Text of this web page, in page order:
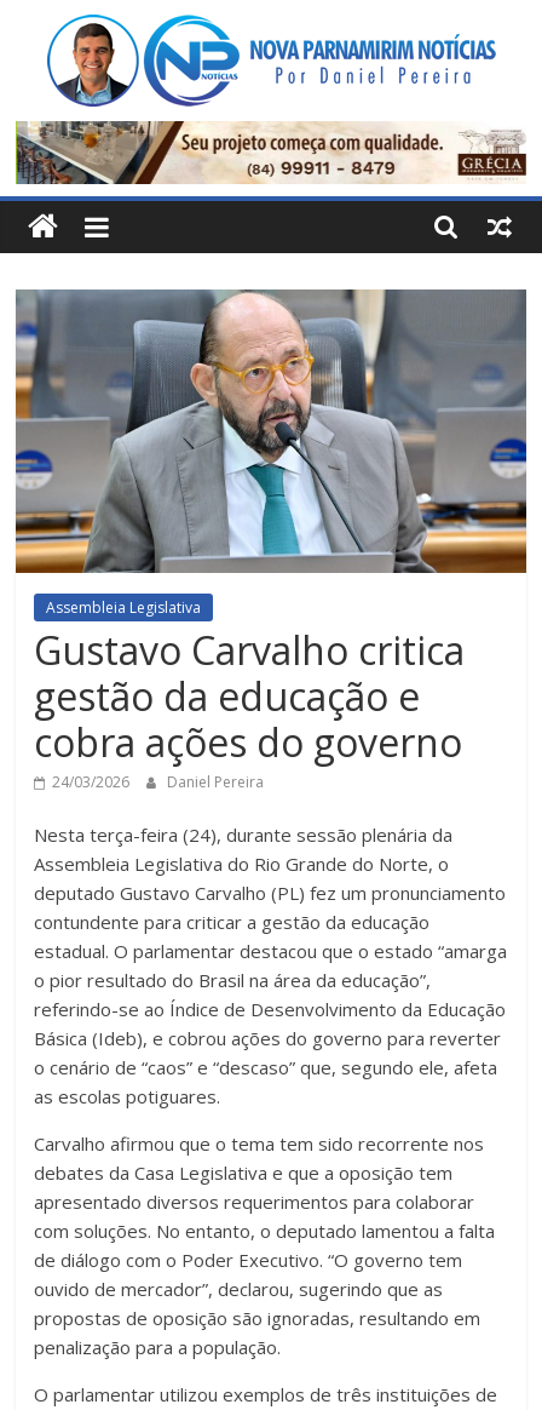
conteúdo
Nova
Parnamirim
Notícias
Por
Daniel
Pereira
Assembleia Legislativa
Gustavo Carvalho critica
gestão da educação e
cobra ações do governo
24/03/2026 Daniel Pereira
Nesta terça-feira (24), durante sessão plenária da
Assembleia Legislativa do Rio Grande do Norte, o
deputado Gustavo Carvalho (PL) fez um pronunciamento
contundente para criticar a gestão da educação
estadual. O parlamentar destacou que o estado “amarga
o pior resultado do Brasil na área da educação”,
referindo-se ao Índice de Desenvolvimento da Educação
Básica (Ideb), e cobrou ações do governo para reverter
o cenário de “caos” e “descaso” que, segundo ele, afeta
as escolas potiguares.
Carvalho afirmou que o tema tem sido recorrente nos
debates da Casa Legislativa e que a oposição tem
apresentado diversos requerimentos para colaborar
com soluções. No entanto, o deputado lamentou a falta
de diálogo com o Poder Executivo. “O governo tem
ouvido de mercador”, declarou, sugerindo que as
propostas de oposição são ignoradas, resultando em
penalização para a população.
O parlamentar utilizou exemplos de três instituições de